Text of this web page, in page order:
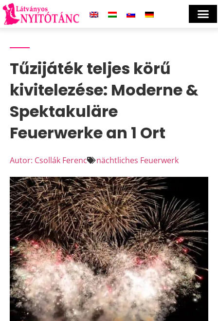
Tűzijáték teljes körű
kivitelezése: Moderne &
Spektakuläre
Feuerwerke an 1 Ort
Autor: Csollák Ferenc nächtliches Feuerwerk